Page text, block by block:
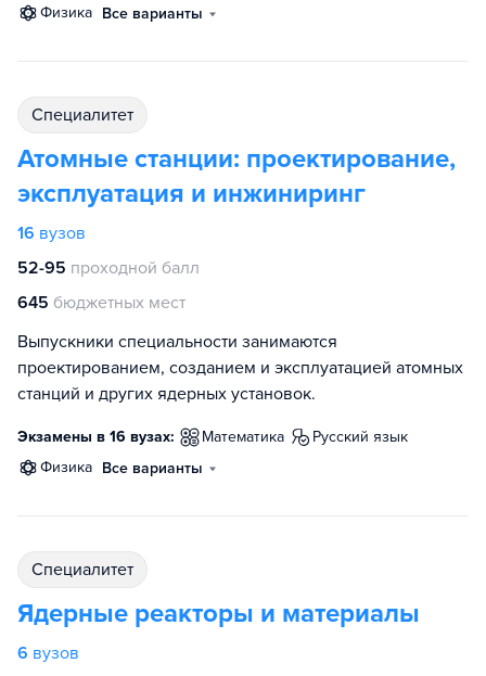
физика Все варианты
специалитет
Атомные станции: проектирование,
эксплуатация и инжиниринг
16 вузов
52-95 проходной балл
645 бюджетных мест
Выпускники специальности занимаются
проектированием, созданием и эксплуатацией атомных
станций и других ядерных установок.
Экзамены в 16 вузах: математика
русский язык
физика Все варианты
специалитет
Ядерные реакторы и материалы
6 вузов